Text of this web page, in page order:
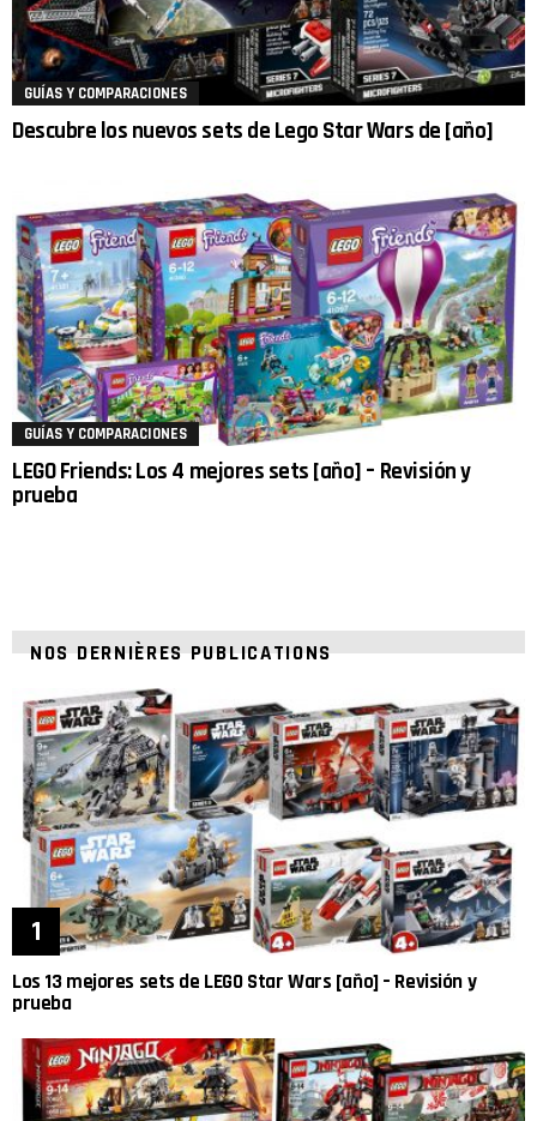
GUÍAS Y COMPARACIONES
Descubre los nuevos sets de Lego Star Wars de [año]
GUÍAS Y COMPARACIONES
LEGO Friends: Los 4 mejores sets [año] – Revisión y
prueba
NOS DERNIÈRES PUBLICATIONS
Los 13 mejores sets de LEGO Star Wars [año] – Revisión y
prueba